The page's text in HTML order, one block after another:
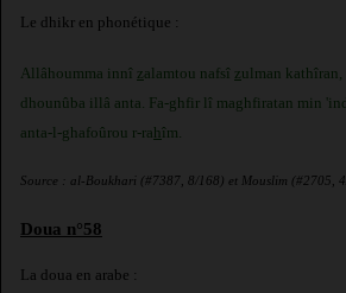
Le dhikr en phonétique :
Allâhoumma innî zalamtou nafsî zulman
dhounûba illâ anta. Fa-ghfir lî maghfiratan min
anta-l-ghafoûrou r-rahîm.
Source : al-Boukhari (#7387, 8/168) et Mouslim (#2705,
Doua n°58
La doua en arabe :